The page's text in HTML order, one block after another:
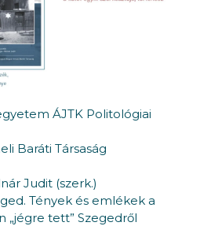
ÁJTK Politológiai
Baráti Társaság
Judit (szerk.)
Tények és emlékek a
„jégre tett” Szegedről